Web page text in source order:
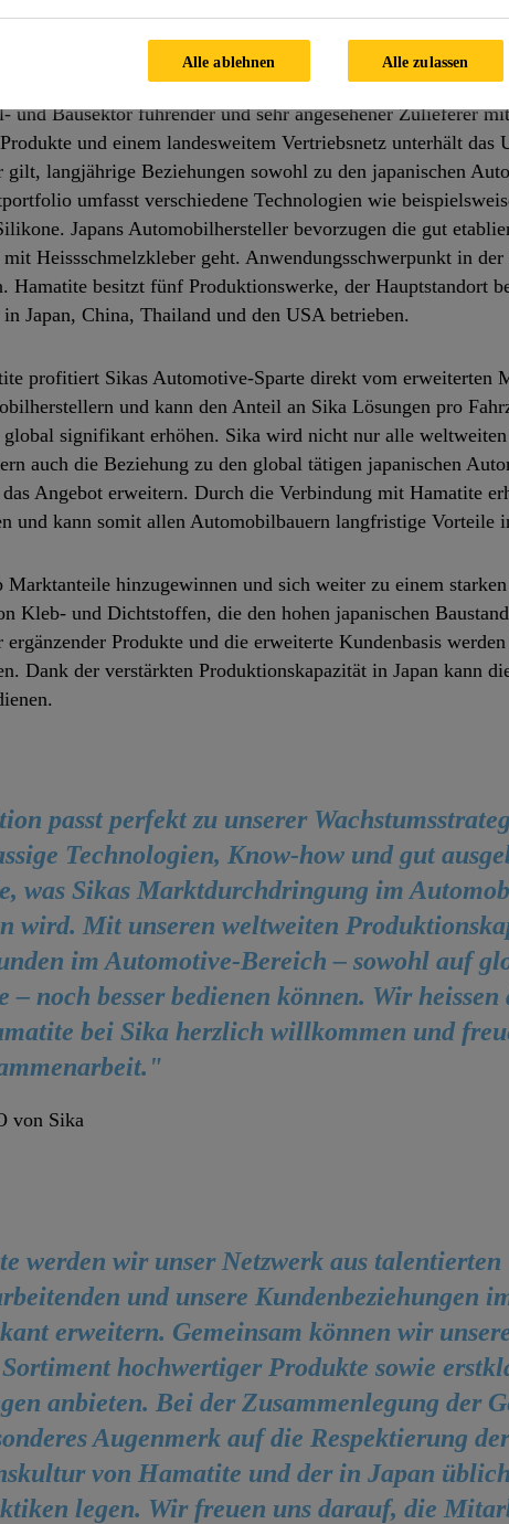
Bausektor führender und sehr angesehener Zulieferer
und einem landesweitem Vertriebsnetz unterhält das
gilt, langjährige Beziehungen sowohl zu den japanischen
umfasst verschiedene Technologien wie
Japans Automobilhersteller bevorzugen die gut
Heissschmelzkleber geht. Anwendungsschwerpunkt in
Hamatite besitzt fünf Produktionswerke, der Hauptstandort
Japan, China, Thailand und den USA betrieben.
profitiert Sikas Automotive-Sparte direkt vom erweiterten
und kann den Anteil an Sika Lösungen pro
signifikant erhöhen. Sika wird nicht nur alle
auch die Beziehung zu den global tätigen japanischen
Angebot erweitern. Durch die Verbindung mit Hamatite
und kann somit allen Automobilbauern langfristige Vorteile
hinzugewinnen und sich weiter zu einem
und Dichtstoffen, die den hohen japanischen
Produkte und die erweiterte Kundenbasis
Dank der verstärkten Produktionskapazität in Japan kann
passt perfekt zu unserer
Technologien, Know-how und gut
was Sikas Marktdurchdringung im
wird. Mit unseren weltweiten
im Automotive-Bereich – sowohl auf
– noch besser bedienen können. Wir
bei Sika herzlich willkommen und
von Sika
werden wir unser Netzwerk aus talentierten
und unsere Kundenbeziehungen
erweitern. Gemeinsam können wir
Sortiment hochwertiger Produkte sowie
anbieten. Bei der Zusammenlegung der
Augenmerk auf die Respektierung der
von Hamatite und der in Japan
legen. Wir freuen uns darauf, die
Alle ablehnen Alle zulassen